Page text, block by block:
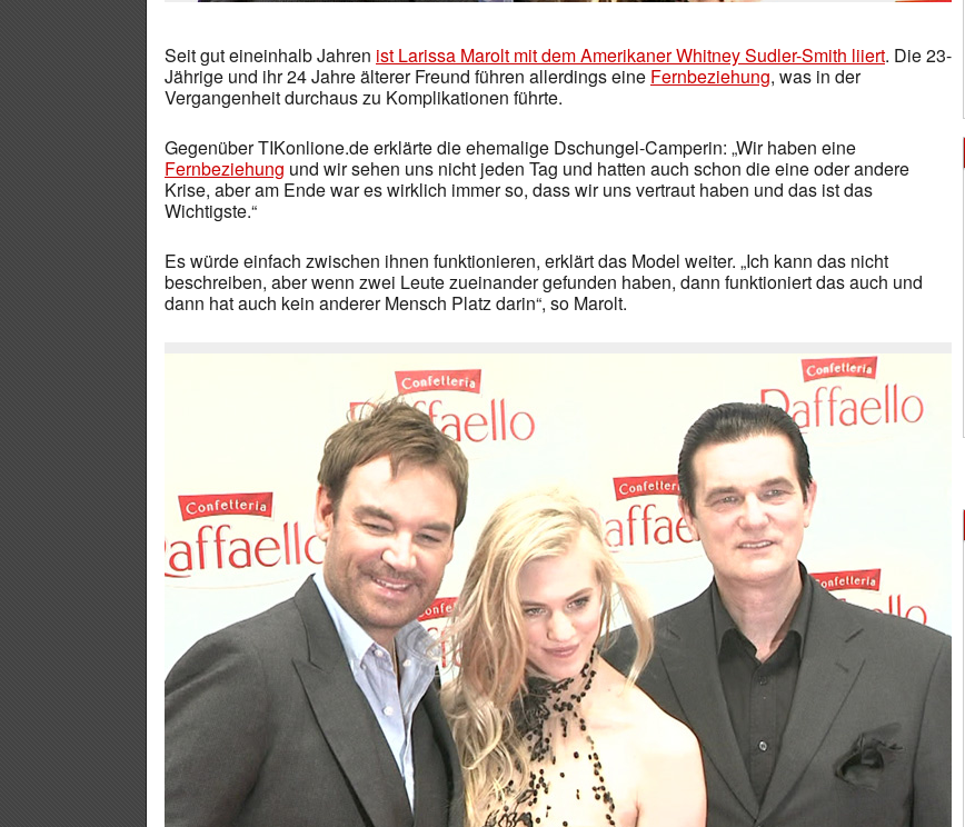
Seit gut eineinhalb Jahren ist Larissa Marolt mit dem Amerikaner Whitney Sudler-Smith liiert. Die 23-
Jährige und ihr 24 Jahre älterer Freund führen allerdings eine Fernbeziehung, was in der
Vergangenheit durchaus zu Komplikationen führte.
Gegenüber TIKonlione.de erklärte die ehemalige Dschungel-Camperin: „Wir haben eine
Fernbeziehung und wir sehen uns nicht jeden Tag und hatten auch schon die eine oder andere
Krise, aber am Ende war es wirklich immer so, dass wir uns vertraut haben und das ist das
Wichtigste.“
Es würde einfach zwischen ihnen funktionieren, erklärt das Model weiter. „Ich kann das nicht
beschreiben, aber wenn zwei Leute zueinander gefunden haben, dann funktioniert das auch und
dann hat auch kein anderer Mensch Platz darin“, so Marolt.